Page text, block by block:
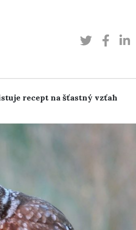
recept na šťastný vzťah